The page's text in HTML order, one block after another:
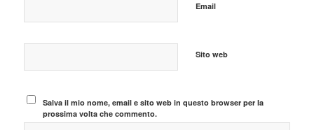
Email
Sito web
Salva il mio nome, email e sito web in questo browser per la
prossima volta che commento.